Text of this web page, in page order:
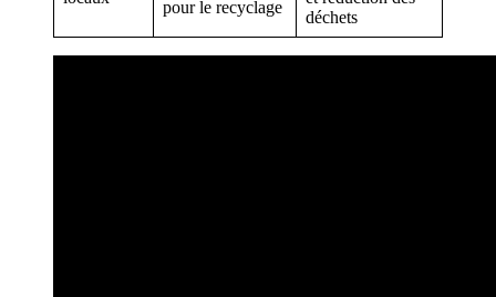
pour le recyclage
déchets